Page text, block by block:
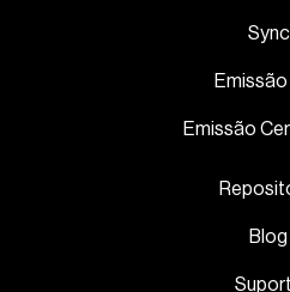
Sync
Emissão
Emissão
Blog